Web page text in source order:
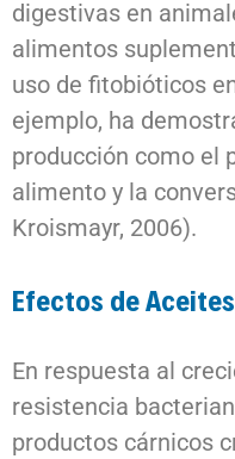
digestivas en
alimentos
uso de fitobióticos
ejemplo, ha
producción como el
alimento y la
Kroismayr, 2006).
Efectos de
En respuesta al
resistencia
productos cárnicos